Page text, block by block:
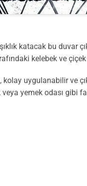
katacak bu duvar
kelebek ve
uygulanabilir ve
yemek odası gibi